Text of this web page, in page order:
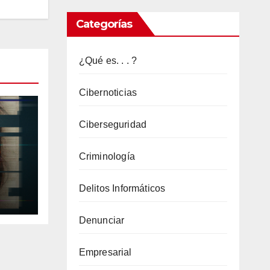
1900
cuentas
Signal
comprometidas
Twilio
Categorías
¿Qué es. . . ?
Cibernoticias
Ciberseguridad
Criminología
Delitos Informáticos
Denunciar
Empresarial